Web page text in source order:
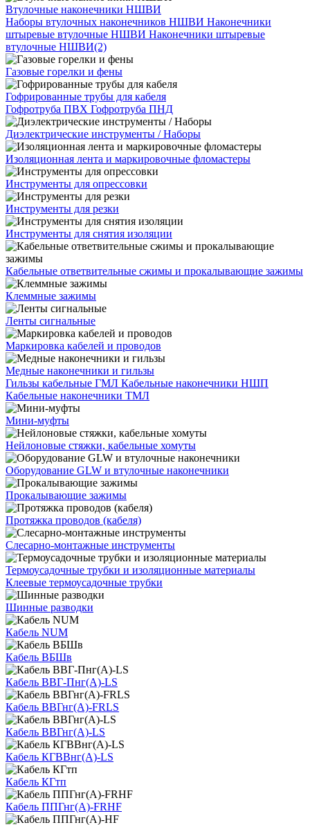
Втулочные наконечники НШВИ
Наборы втулочных наконечников НШВИ Наконечники
штыревые втулочные НШВИ Наконечники штыревые
втулочные НШВИ(2)
Газовые горелки и фены
Гофрированные трубы для кабеля
Гофротруба ПВХ Гофротруба ПНД
Диэлектрические инструменты / Наборы
Изоляционная лента и маркировочные фломастеры
Инструменты для опрессовки
Инструменты для резки
Инструменты для снятия изоляции
Кабельные ответвительные сжимы и прокалывающие зажимы
Клеммные зажимы
Ленты сигнальные
Маркировка кабелей и проводов
Медные наконечники и гильзы
Гильзы кабельные ГМЛ Кабельные наконечники НШП
Кабельные наконечники ТМЛ
Мини-муфты
Нейлоновые стяжки, кабельные хомуты
Оборудование GLW и втулочные наконечники
Прокалывающие зажимы
Протяжка проводов (кабеля)
Слесарно-монтажные инструменты
Термоусадочные трубки и изоляционные материалы
Клеевые термоусадочные трубки
Шинные разводки
Кабель NUM
Кабель ВБШв
Кабель ВВГ-Пнг(А)-LS
Кабель ВВГнг(А)-FRLS
Кабель ВВГнг(А)-LS
Кабель КГВВнг(А)-LS
Кабель КГтп
Кабель ППГнг(А)-FRHF